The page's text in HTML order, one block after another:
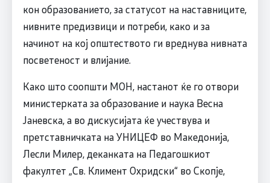
кон образованието, за статусот на наставниците,
нивните предизвици и потреби, како и за
начинот на кој општеството ги вреднува нивната
посветеност и влијание.
Како што соопшти МОН, настанот ќе го отвори
министерката за образование и наука Весна
Јаневска, а во дискусијата ќе учествува и
претставничката на УНИЦЕФ во Македонија,
Лесли Милер, деканката на Педагошкиот
факултет „Св. Климент Охридски“ во Скопје,